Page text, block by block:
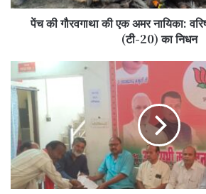
बाघिन
पी.एन.-20
निधन
पेंच की गौरवगाथा की एक अमर नायिका:
(टी-20) का निधन
भाजपा
कार्यालय
में
जनसुनवाई:
कार्यकर्ताओं
और
आमजनों
की
समस्याएं